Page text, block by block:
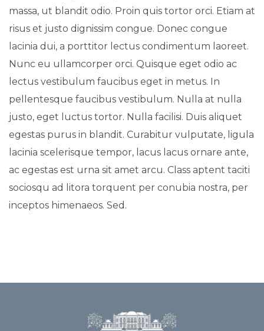
massa, ut blandit odio. Proin quis tortor orci. Etiam at
risus et justo dignissim congue. Donec congue
lacinia dui, a porttitor lectus condimentum laoreet.
Nunc eu ullamcorper orci. Quisque eget odio ac
lectus vestibulum faucibus eget in metus. In
pellentesque faucibus vestibulum. Nulla at nulla
justo, eget luctus tortor. Nulla facilisi. Duis aliquet
egestas purus in blandit. Curabitur vulputate, ligula
lacinia scelerisque tempor, lacus lacus ornare ante,
ac egestas est urna sit amet arcu. Class aptent taciti
sociosqu ad litora torquent per conubia nostra, per
inceptos himenaeos. Sed.